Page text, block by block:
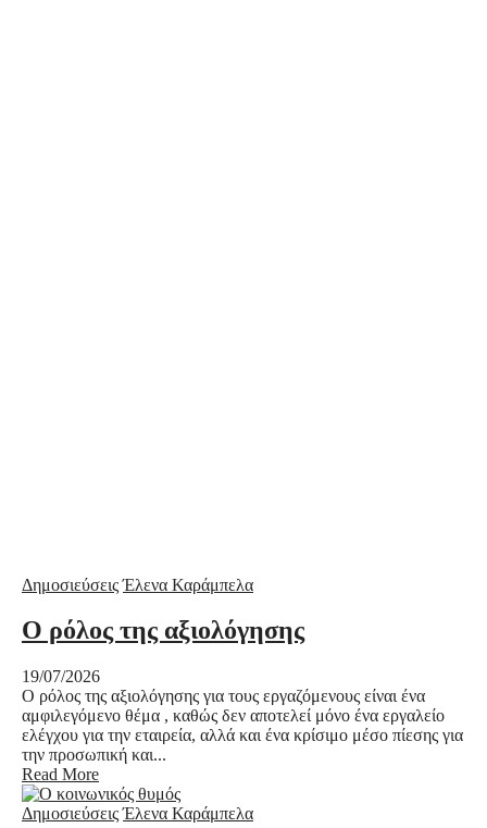
Δημοσιεύσεις Έλενα Καράμπελα
Ο ρόλος της αξιολόγησης
19/07/2026
Ο ρόλος της αξιολόγησης για τους εργαζόμενους είναι ένα
αμφιλεγόμενο θέμα , καθώς δεν αποτελεί μόνο ένα εργαλείο
ελέγχου για την εταιρεία, αλλά και ένα κρίσιμο μέσο πίεσης για
την προσωπική και...
Read More
Δημοσιεύσεις Έλενα Καράμπελα